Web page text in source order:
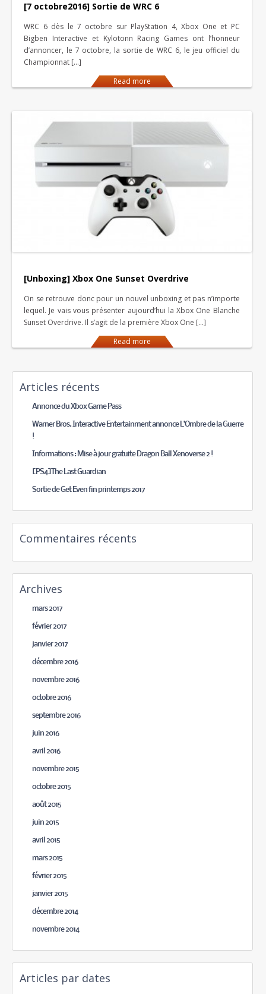
[7 octobre2016] Sortie de WRC 6
WRC 6 dès le 7 octobre sur PlayStation 4, Xbox One et PC
Bigben Interactive et Kylotonn Racing Games ont l’honneur
d’annoncer, le 7 octobre, la sortie de WRC 6, le jeu officiel du
Championnat […]
Read more
[Unboxing] Xbox One Sunset Overdrive
On se retrouve donc pour un nouvel unboxing et pas n’importe
lequel. Je vais vous présenter aujourd’hui la Xbox One Blanche
Sunset Overdrive. Il s’agit de la première Xbox One […]
Read more
Articles récents
Annonce du Xbox Game Pass
Warner Bros. Interactive Entertainment annonce L’Ombre de la Guerre
!
Informations : Mise à jour gratuite Dragon Ball Xenoverse 2 !
[PS4]The Last Guardian
Sortie de Get Even fin printemps 2017
Commentaires récents
Archives
mars 2017
février 2017
janvier 2017
décembre 2016
novembre 2016
octobre 2016
septembre 2016
juin 2016
avril 2016
novembre 2015
octobre 2015
août 2015
juin 2015
avril 2015
mars 2015
février 2015
janvier 2015
décembre 2014
novembre 2014
Articles par dates